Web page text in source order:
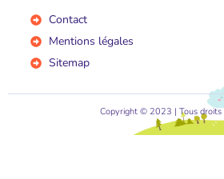
Contact
Mentions légales
Sitemap
Copyright © 2023 | Tous droits